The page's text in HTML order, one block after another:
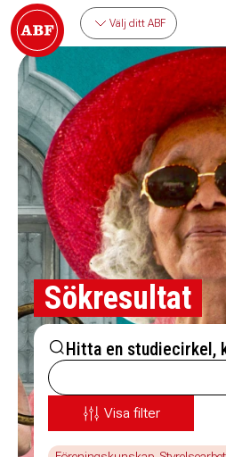
Välj ditt ABF
Sökresultat
Hitta en studiecirkel,
Visa filter